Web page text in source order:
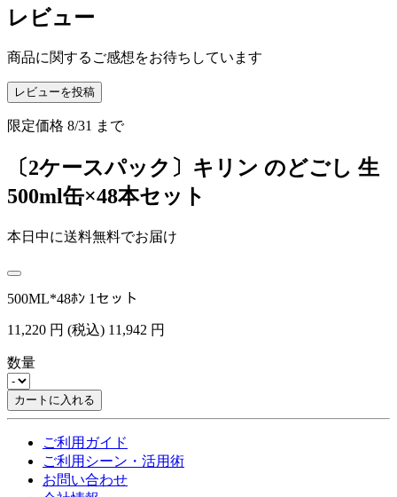
レビュー
商品に関するご感想をお待ちしています
レビューを投稿
限定価格 8/31 まで
〔2ケースパック〕キリン のどごし 生
500ml缶×48本セット
本日中に送料無料でお届け
500ML*48ﾎﾝ 1セット
11,220 円 (税込) 11,942 円
数量
カートに入れる
ご利用ガイド
ご利用シーン・活用術
お問い合わせ